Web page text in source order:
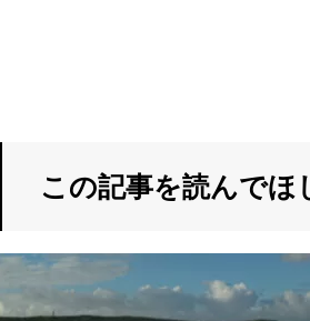
この記事を読んでほ